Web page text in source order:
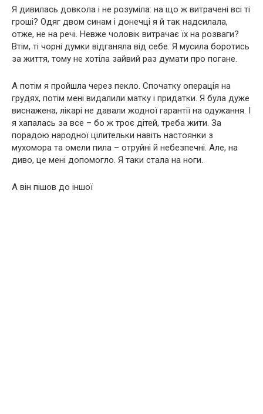
Я дивилась довкола i не розумiла: на що ж витраченi всi тi
грошi? Одяг двом синам i донечцi я й так надсилала,
отже, не на речi. Невже чоловiк витрачає їх на розваги?
Втiм, тi чорнi думки вiдганяла вiд себе. Я мусила боротись
за життя, тому не хотiла зайвий раз думати про погане.
А потiм я пройшла через пекло. Спочатку операцiя на
грудях, потiм менi видалили матку i придатки. Я була дуже
виснажена, лiкарi не давали жодної гарантiї на одужання. I
я хапалась за все – бо ж троє дiтей, треба жити. За
порадою народної цiлительки навiть настоянки з
мухомора та омели пила – отруйнi й небезпечнi. Але, на
диво, це менi допомогло. Я таки стала на ноги.
А вiн пiшов до iншої